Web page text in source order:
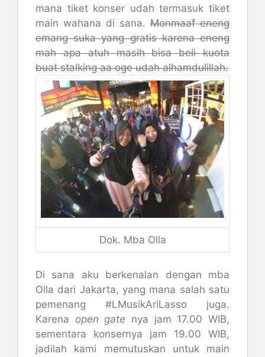
mana tiket konser udah termasuk tiket
main wahana di sana. Monmaaf eneng
emang suka yang gratis karena eneng
mah apa atuh masih bisa beli kuota
buat stalking aa oge udah alhamdulillah.
Dok. Mba Olla
Di sana aku berkenalan dengan mba
Olla dari Jakarta, yang mana salah satu
pemenang #LMusikAriLasso juga.
Karena open gate nya jam 17.00 WIB,
sementara konsernya jam 19.00 WIB,
jadilah kami memutuskan untuk main